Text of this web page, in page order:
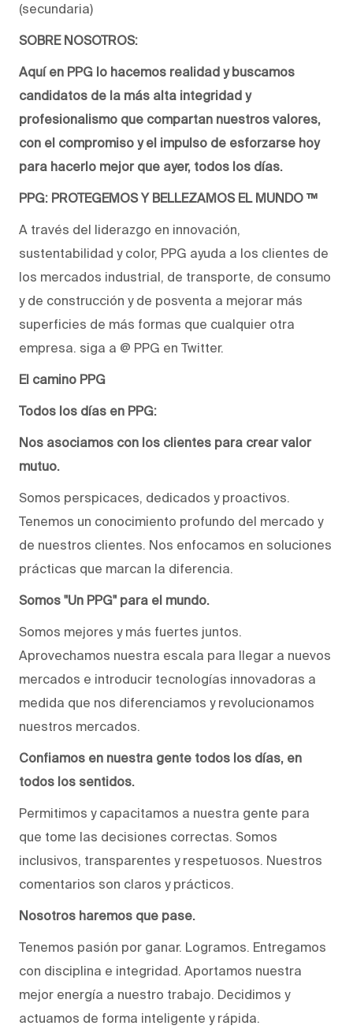
(secundaria)
SOBRE NOSOTROS:
Aquí en PPG lo hacemos realidad y buscamos
candidatos de la más alta integridad y
profesionalismo que compartan nuestros valores,
con el compromiso y el impulso de esforzarse hoy
para hacerlo mejor que ayer, todos los días.
PPG: PROTEGEMOS Y BELLEZAMOS EL MUNDO ™
A través del liderazgo en innovación,
sustentabilidad y color, PPG ayuda a los clientes de
los mercados industrial, de transporte, de consumo
y de construcción y de posventa a mejorar más
superficies de más formas que cualquier otra
empresa. siga a @ PPG en Twitter.
El camino PPG
Todos los días en PPG:
Nos asociamos con los clientes para crear valor
mutuo.
Somos perspicaces, dedicados y proactivos.
Tenemos un conocimiento profundo del mercado y
de nuestros clientes. Nos enfocamos en soluciones
prácticas que marcan la diferencia.
Somos "Un PPG" para el mundo.
Somos mejores y más fuertes juntos.
Aprovechamos nuestra escala para llegar a nuevos
mercados e introducir tecnologías innovadoras a
medida que nos diferenciamos y revolucionamos
nuestros mercados.
Confiamos en nuestra gente todos los días, en
todos los sentidos.
Permitimos y capacitamos a nuestra gente para
que tome las decisiones correctas. Somos
inclusivos, transparentes y respetuosos. Nuestros
comentarios son claros y prácticos.
Nosotros haremos que pase.
Tenemos pasión por ganar. Logramos. Entregamos
con disciplina e integridad. Aportamos nuestra
mejor energía a nuestro trabajo. Decidimos y
actuamos de forma inteligente y rápida.